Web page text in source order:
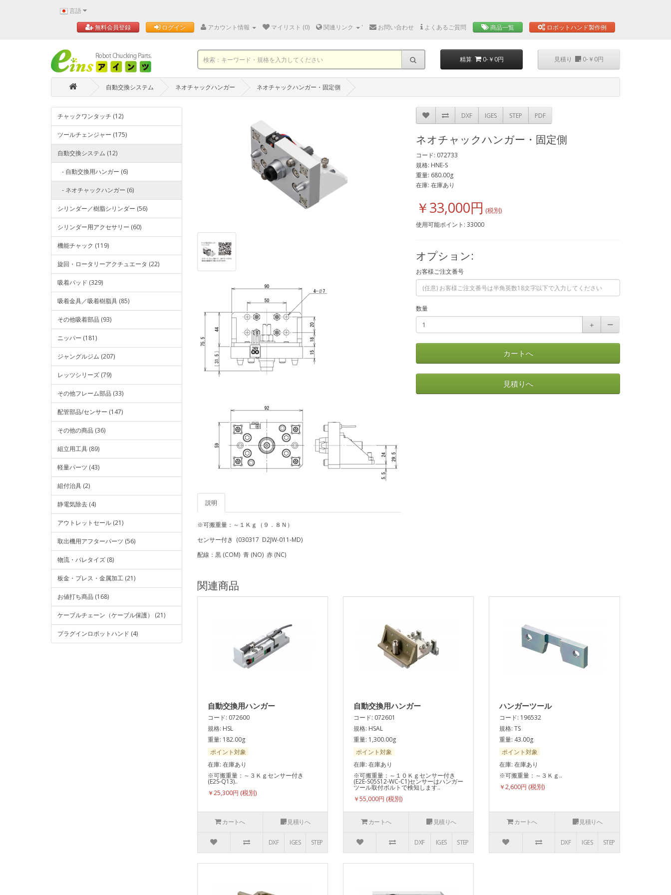
言語
無料会員登録
ログイン アカウント情報 マイリスト (0) 関連リンク ' お問い合わせ よくあるご質問 商品一覧 ロボットハンド製作例
精算 0-￥0円 見積り 0-￥0円
自動交換システム ネオチャックハンガー ネオチャックハンガー・固定側
チャックワンタッチ (12)
ツールチェンジャー (175)
自動交換システム (12)
- 自動交換用ハンガー (6)
- ネオチャックハンガー (6)
シリンダー／樹脂シリンダー (56)
シリンダー用アクセサリー (60)
機能チャック (119)
旋回・ロータリーアクチュエータ (22)
吸着パッド (329)
吸着金具／吸着樹脂具 (85)
その他吸着部品 (93)
ニッパー (181)
ジャングルジム (207)
レッツシリーズ (79)
その他フレーム部品 (33)
配管部品/センサー (147)
その他の商品 (36)
組立用工具 (89)
軽量パーツ (43)
組付治具 (2)
静電気除去 (4)
アウトレットセール (21)
取出機用アフターパーツ (56)
物流・パレタイズ (8)
板金・プレス・金属加工 (21)
お値打ち商品 (168)
ケーブルチェーン（ケーブル保護） (21)
プラグインロボットハンド (4)
説明
※可搬重量：～１Ｋｇ（９．８Ｎ）
センサー付き (030317 D2JW-011-MD)
配線：黒 (COM) 青 (NO) 赤 (NC)
DXF IGES STEP PDF
ネオチャックハンガー・固定側
コード: 072733
規格: HNE-S
重量: 680.00g
在庫: 在庫あり
￥33,000円
使用可能ポイント: 33000
オプション:
お客様ご注文番号
数量
＋
ー
カートへ
見積りへ
関連商品
自動交換用ハンガー
コード: 072600
規格: HSL
重量: 182.00g
ポイント対象
在庫: 在庫あり
※可搬重量：～３Ｋｇセンサー付き
(E2S-Q13)..
￥25,300円
カートへ 見積りへ
DXF IGES STEP
自動交換用ハンガー
コード: 072601
規格: HSAL
重量: 1,300.00g
ポイント対象
在庫: 在庫あり
※可搬重量：～１０Ｋｇセンサー付き
(E2E-S05S12-WC-C1)センサーはハンガー
ツール取付ボルトで検知します..
￥55,000円
カートへ 見積りへ
DXF IGES STEP
ハンガーツール
コード: 196532
規格: TS
重量: 43.00g
ポイント対象
在庫: 在庫あり
※可搬重量：～３Ｋｇ..
￥2,600円
カートへ 見積りへ
DXF IGES STEP